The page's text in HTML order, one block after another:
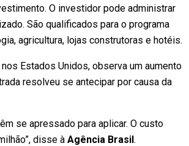
O investidor pode administrar
São qualificados para o programa
agricultura, lojas construtoras e hotéis.
Estados Unidos, observa um aumento
resolveu se antecipar por causa da
se apressado para aplicar. O custo
disse à Agência Brasil.